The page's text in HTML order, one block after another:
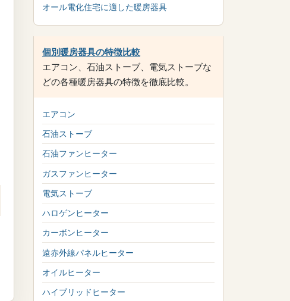
オール電化住宅に適した暖房器具
個別暖房器具の特徴比較
エアコン、石油ストーブ、電気ストーブな
どの各種暖房器具の特徴を徹底比較。
エアコン
石油ストーブ
石油ファンヒーター
ガスファンヒーター
電気ストーブ
ハロゲンヒーター
カーボンヒーター
遠赤外線パネルヒーター
オイルヒーター
ハイブリッドヒーター